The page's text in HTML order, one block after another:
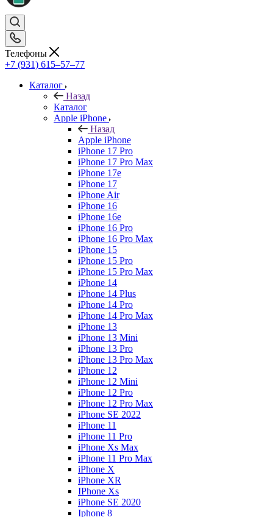
Телефоны
+7 (931) 615‒57‒77
Каталог
Назад
Каталог
Apple iPhone
Назад
Apple iPhone
iPhone 17 Pro
iPhone 17 Pro Max
iPhone 17e
iPhone 17
iPhone Air
iPhone 16
iPhone 16e
iPhone 16 Pro
iPhone 16 Pro Max
iPhone 15
iPhone 15 Pro
iPhone 15 Pro Max
iPhone 14
iPhone 14 Plus
iPhone 14 Pro
iPhone 14 Pro Max
iPhone 13
iPhone 13 Mini
iPhone 13 Pro
iPhone 13 Pro Max
iPhone 12
iPhone 12 Mini
iPhone 12 Pro
iPhone 12 Pro Max
iPhone SE 2022
iPhone 11
iPhone 11 Pro
iPhone Xs Max
iPhone 11 Pro Max
iPhone X
iPhone XR
IPhone Xs
iPhone SE 2020
Iphone 8